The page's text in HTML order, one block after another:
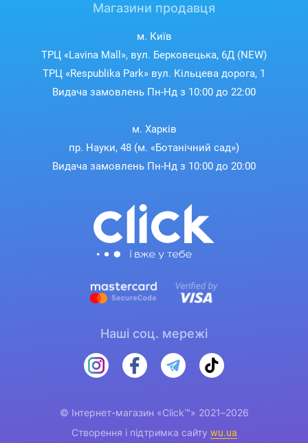
Магазини продавця
м. Київ
ТРЦ «Lavina Mall», вул. Берковецька, 6Д (NEW)
ТРЦ «Respublika Park» вул. Кільцева дорога, 1
Видача замовлень Пн-Нд з 10:00 до 22:00
м. Харків
пр. Науки, 48 (м. «Ботанічний сад»)
Видача замовлень Пн-Нд з 10:00 до 20:00
Наші соц. мережі
© Інтернет-магазин «Click™» 2021–2026
Створення і підтримка сайту wu.ua